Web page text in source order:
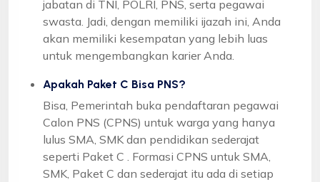
jabatan di TNI, POLRI, PNS, serta pegawai
swasta. Jadi, dengan memiliki ijazah ini, Anda
akan memiliki kesempatan yang lebih luas
untuk mengembangkan karier Anda.
Apakah Paket C Bisa PNS?
Bisa, Pemerintah buka pendaftaran pegawai
Calon PNS (CPNS) untuk warga yang hanya
lulus SMA, SMK dan pendidikan sederajat
seperti Paket C . Formasi CPNS untuk SMA,
SMK, Paket C dan sederajat itu ada di setiap